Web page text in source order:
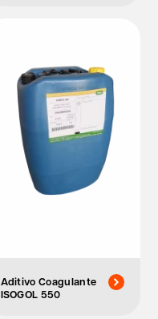
Aditivo Coagulante
ISOGOL 550